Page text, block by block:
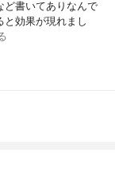
ど書いてありなんで
効果が現れまし